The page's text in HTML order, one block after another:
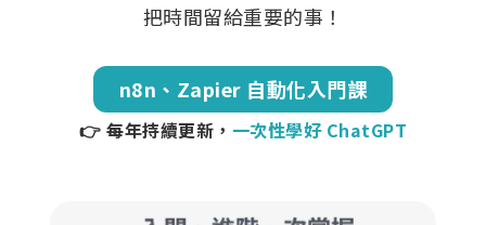
把時間留給重要的事！
n8n、Zapier 自動化入門課
👉 每年持續更新， 一次性學好 ChatGPT